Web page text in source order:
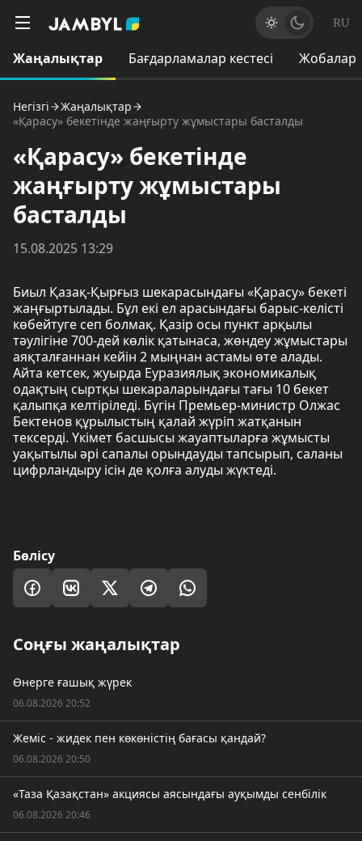
RU
Жаңалықтар Бағдарламалар кестесі Жобалар
Негізгі
Жаңалықтар
«Қарасу» бекетінде жаңғырту жұмыстары басталды
«Қарасу» бекетінде
жаңғырту жұмыстары
басталды
15.08.2025 13:29
Биыл Қазақ-Қырғыз шекарасындағы «Қарасу» бекеті
жаңғыртылады. Бұл екі ел арасындағы барыс-келісті
көбейтуге сеп болмақ. Қазір осы пункт арқылы
тәулігіне 700-дей көлік қатынаса, жөндеу жұмыстары
аяқталғаннан кейін 2 мыңнан астамы өте алады.
Айта кетсек, жуырда Еуразиялық экономикалық
одақтың сыртқы шекараларындағы тағы 10 бекет
қалыпқа келтіріледі. Бүгін Премьер-министр Олжас
Бектенов құрылыстың қалай жүріп жатқанын
тексерді. Үкімет басшысы жауаптыларға жұмысты
уақытылы әрі сапалы орындауды тапсырып, саланы
цифрландыру ісін де қолға алуды жүктеді.
Бөлісу
Соңғы жаңалықтар
Өнерге ғашық жүрек
06.08.2026 20:52
Жеміс - жидек пен көкөністің бағасы қандай?
06.08.2026 20:50
«Таза Қазақстан» акциясы аясындағы ауқымды сенбілік
06.08.2026 20:46